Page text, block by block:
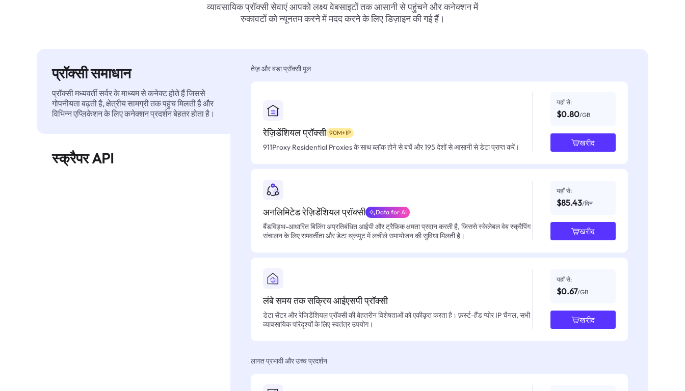
व्यावसायिक प्रॉक्सी सेवाएं आपको लक्ष्य वेबसाइटों तक आसानी से पहुंचने और कनेक्शन में
रुकावटों को न्यूनतम करने में मदद करने के लिए डिज़ाइन की गई हैं।
प्रॉक्सी समाधान
प्रॉक्सी मध्यवर्ती सर्वर के माध्यम से कनेक्ट होते हैं जिससे
गोपनीयता बढ़ती है, क्षेत्रीय सामग्री तक पहुंच मिलती है और
विभिन्न एप्लिकेशन के लिए कनेक्शन प्रदर्शन बेहतर होता है।
स्क्रैपर API
तेज़ और बड़ा प्रॉक्सी पूल
रेज़िडेंशियल प्रॉक्सी 90M+IP
911Proxy Residential Proxies के साथ ब्लॉक होने से बचें और 195 देशों से आसानी से डेटा प्राप्त करें।
यहाँ से:
$0.80/GB
खरीद
अनलिमिटेड रेज़िडेंशियल प्रॉक्सी Data for AI
बैंडविड्थ-आधारित बिलिंग अप्रतिबंधित आईपी और ट्रैफ़िक क्षमता प्रदान करती है, जिससे स्केलेबल वेब स्क्रैपिंग
संचालन के लिए समवर्तीता और डेटा थ्रूपुट में लचीले समायोजन की सुविधा मिलती है।
यहाँ से:
$85.43/दिन
खरीद
लंबे समय तक सक्रिय आईएसपी प्रॉक्सी
डेटा सेंटर और रेजिडेंशियल प्रॉक्सी की बेहतरीन विशेषताओं को एकीकृत करता है। फ़र्स्ट-हैंड प्योर IP चैनल, सभी
व्यावसायिक परिदृश्यों के लिए स्वतंत्र उपयोग।
यहाँ से:
$0.67/GB
खरीद
लागत प्रभावी और उच्च प्रदर्शन